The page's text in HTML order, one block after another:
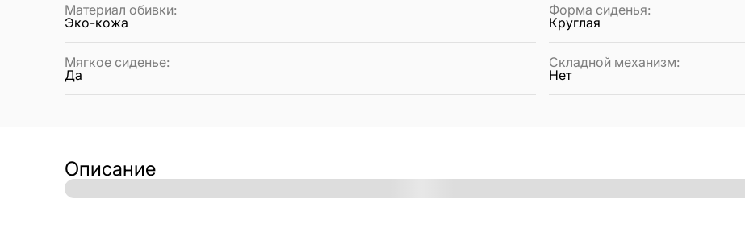
Материал обивки:
Эко-кожа
Форма сиденья:
Круглая
Мягкое сиденье:
Да
Складной механизм:
Нет
Описание